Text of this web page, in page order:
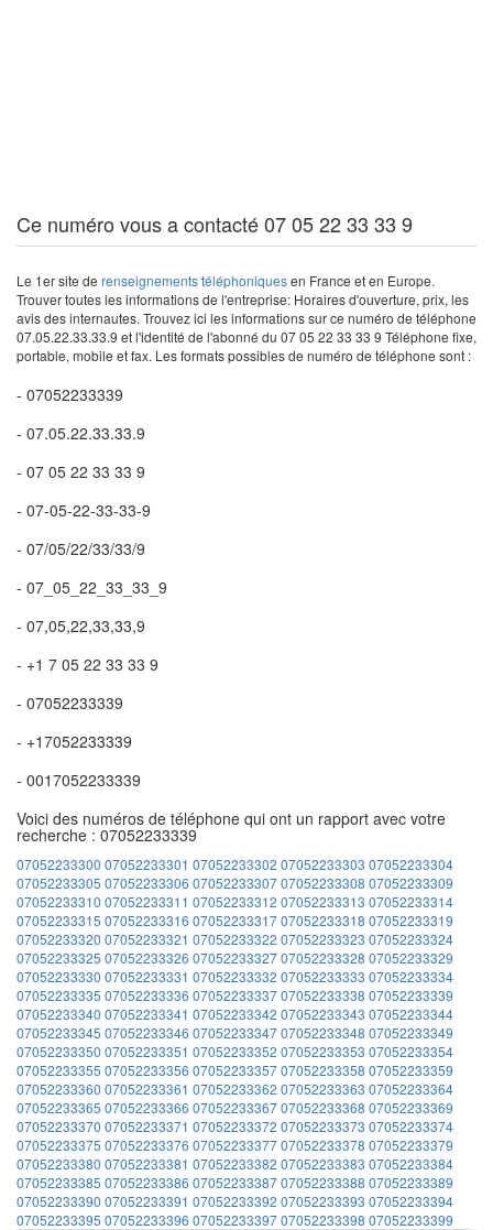
Ce numéro vous a contacté 07 05 22 33 33 9
Le 1er site de renseignements téléphoniquesen France et en Europe.
Trouver toutes les informations de l'entreprise: Horaires d'ouverture, prix, les
avis des internautes. Trouvez ici les informations sur ce numéro de téléphone
07.05.22.33.33.9 et l'identité de l'abonné du 07 05 22 33 33 9 Téléphone fixe,
portable, mobile et fax. Les formats possibles de numéro de téléphone sont :
- 07052233339
- 07.05.22.33.33.9
- 07 05 22 33 33 9
- 07-05-22-33-33-9
- 07/05/22/33/33/9
- 07_05_22_33_33_9
- 07,05,22,33,33,9
- +1 7 05 22 33 33 9
- 07052233339
- +17052233339
- 0017052233339
Voici des numéros de téléphone qui ont un rapport avec votre
recherche : 07052233339
07052233300 07052233301 07052233302 07052233303 07052233304
07052233305 07052233306 0705223330707052233308 07052233309
07052233310 07052233311 07052233312 07052233313 07052233314
07052233315 07052233316 0705223331707052233318 07052233319
07052233320 07052233321 07052233322 07052233323 07052233324
07052233325 07052233326 0705223332707052233328 07052233329
07052233330 07052233331 07052233332 07052233333 07052233334
07052233335 07052233336 0705223333707052233338 07052233339
07052233340 07052233341 07052233342 07052233343 07052233344
07052233345 07052233346 0705223334707052233348 07052233349
07052233350 07052233351 07052233352 07052233353 07052233354
07052233355 07052233356 0705223335707052233358 07052233359
07052233360 07052233361 07052233362 07052233363 07052233364
07052233365 07052233366 0705223336707052233368 07052233369
07052233370 07052233371 07052233372 07052233373 07052233374
07052233375 07052233376 0705223337707052233378 07052233379
07052233380 07052233381 07052233382 07052233383 07052233384
07052233385 07052233386 0705223338707052233388 07052233389
07052233390 07052233391 07052233392 07052233393 07052233394
07052233395 07052233396 0705223339707052233398 07052233399